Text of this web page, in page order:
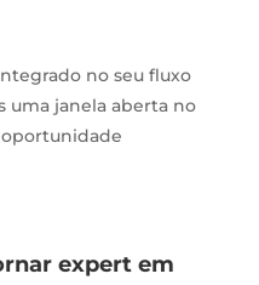
no seu fluxo
uma janela aberta no
expert em